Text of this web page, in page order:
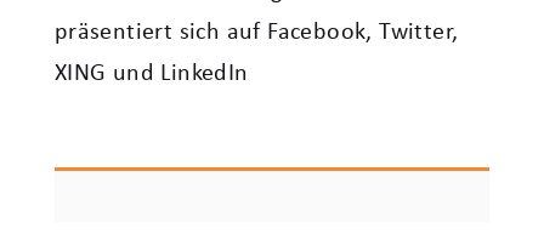
präsentiert sich auf Facebook, Twitter,
XING und LinkedIn